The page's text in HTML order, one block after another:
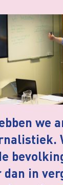
we
dan in